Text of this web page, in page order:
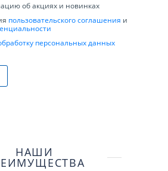
об акциях и новинках
пользовательского соглашения и
персональных данных
НАШИ